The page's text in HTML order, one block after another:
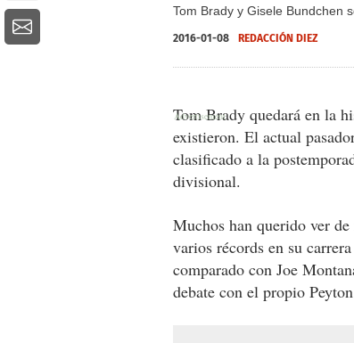
Tom Brady y Gisele Bundchen
2016-01-08 REDACCIÓN DIEZ
Tom Brady quedará en la
existieron. El actual
clasificado a la
divisional.
Muchos han querido ver
varios récords en su
comparado con Joe
debate con el propio